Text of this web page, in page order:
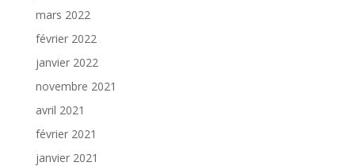
mars 2022
février 2022
janvier 2022
novembre 2021
avril 2021
février 2021
janvier 2021